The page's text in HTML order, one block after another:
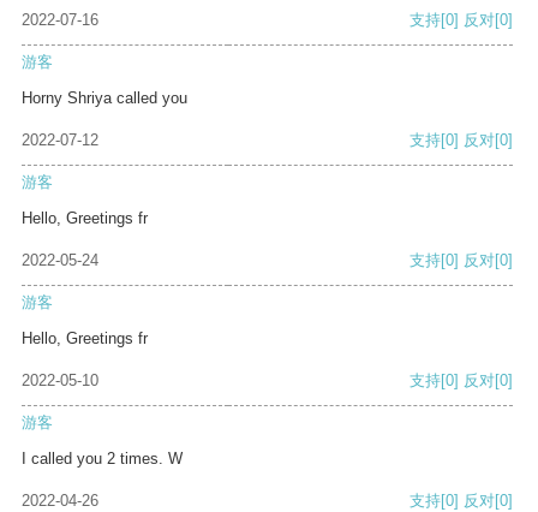
2022-07-16 支持[0] 反对[0]
游客
Horny Shriya called you
2022-07-12 支持[0] 反对[0]
游客
Hello, Greetings fr
2022-05-24 支持[0] 反对[0]
游客
Hello, Greetings fr
2022-05-10 支持[0] 反对[0]
游客
I called you 2 times. W
2022-04-26 支持[0] 反对[0]